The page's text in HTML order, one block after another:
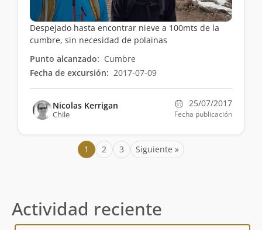
Despejado hasta encontrar nieve a 100mts de la
cumbre, sin necesidad de polainas
Punto alcanzado: Cumbre
Fecha de excursión: 2017-07-09
Nicolas Kerrigan
Chile
25/07/2017
Fecha publicación
1 2 3 Siguiente »
Actividad reciente